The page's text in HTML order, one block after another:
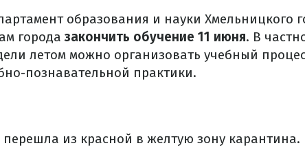
образования и науки Хмельницкого
городазакончить обучение 11 июня. В
летом можно организовать учебный
познавательной практики.
перешла из красной в желтую зону карантина.